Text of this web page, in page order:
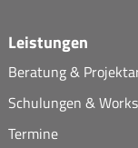
Leistungen
Beratung &
Schulungen &
Termine